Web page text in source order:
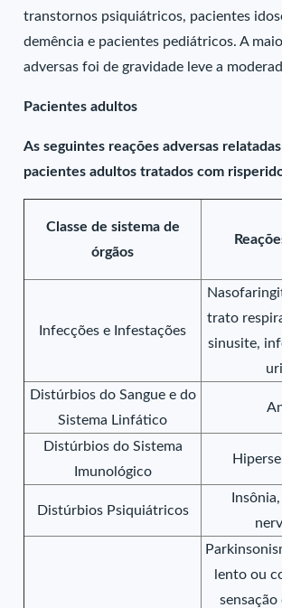
transtornos psiquiátricos, pacientes
demência e pacientes pediátricos. A
adversas foi de gravidade leve a
Pacientes adultos
As seguintes reações adversas
pacientes adultos tratados com
Classe de sistema de
órgãos
Infecções e Infestações
trato
sinusite,
Distúrbios do Sangue e do
Sistema Linfático
Distúrbios do Sistema
Imunológico
Distúrbios Psiquiátricos
lento ou
sensação